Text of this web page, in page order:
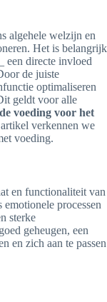
algehele welzijn en
Het is belangrijk
een directe invloed
de juiste
optimaliseren
geldt voor alle
voeding voor het
verkennen we
voeding.
en functionaliteit van
processen
sterke
geheugen, een
en zich aan te passen